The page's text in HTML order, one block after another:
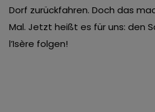
Dorf zurückfahren. Doch das
Mal. Jetzt heißt es für uns: den
l’Isère folgen!